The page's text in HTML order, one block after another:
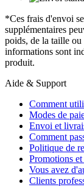
*Ces frais d'envoi
supplémentaires
poids, de la taille ou
informations sont
produit.
Aide & Support
Comment
Modes de
Envoi et
Comment
Politique de
Promotions
Vous avez
Clients